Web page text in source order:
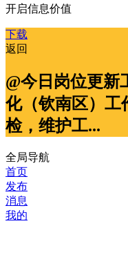
开启信息价值
下载
返回
@今日岗位更新
化（钦南区）工
检，维护工...
全局导航
首页
发布
消息
我的